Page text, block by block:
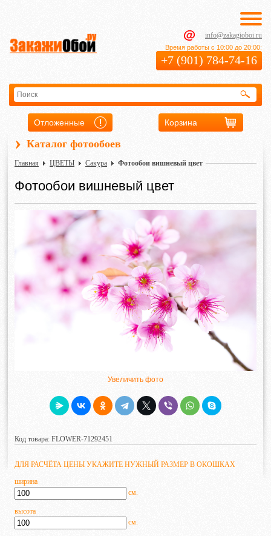
info@zakagioboi.ru
Время работы с 10:00 до 20:00:
+7 (901) 784-74-16
Отложенные Корзина
› Каталог фотообоев
Главная ЦВЕТЫ Сакура Фотообои вишневый цвет
Фотообои вишневый цвет
Увеличить фото
Код товара: FLOWER-71292451
ДЛЯ РАСЧЁТА ЦЕНЫ УКАЖИТЕ НУЖНЫЙ РАЗМЕР В ОКОШКАХ
ширина
см.
высота
см.